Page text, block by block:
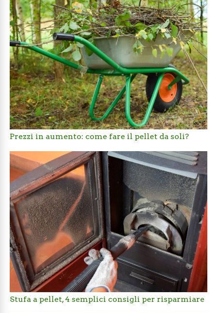
Prezzi in aumento: come fare il pellet da soli?
Stufa a pellet, 4 semplici consigli per risparmiare